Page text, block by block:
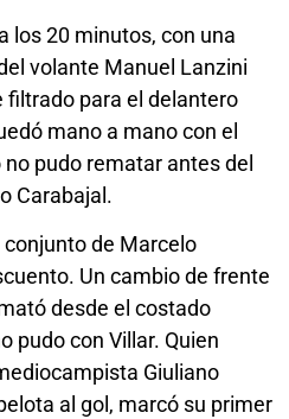
los 20 minutos, con una
volante Manuel Lanzini
filtrado para el delantero
mano a mano con el
pudo rematar antes del
Carabajal.
de Marcelo
Un cambio de frente
desde el costado
pudo con Villar. Quien
Giuliano
al gol, marcó su primer